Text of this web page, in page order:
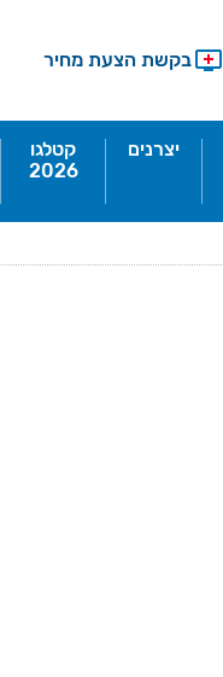
בקשת הצעת מחיר
יצרנים
קטלגו
2026